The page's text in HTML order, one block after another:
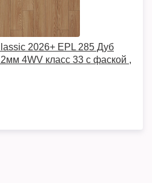
2026+ EPL 285 Дуб
4WV класс 33 с фаской ,